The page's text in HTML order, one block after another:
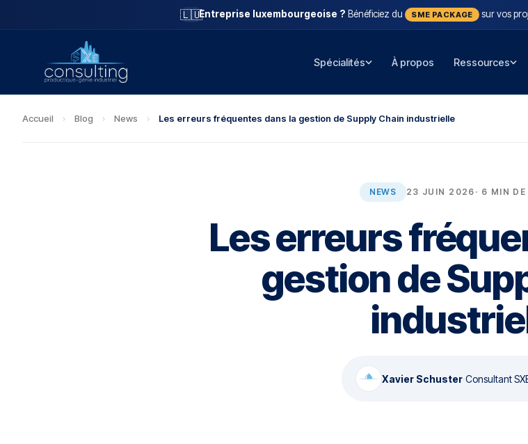
🇱🇺Entreprise luxembourgeoise ? Bénéficiez du SME PACKAGE sur vos
Spécialités À propos Ressources
Accueil › Blog › News › Les erreurs fréquentes dans la gestion de Supply Chain industrielle
NEWS 23 JUIN 2026 · 6 MIN
Les erreurs
gestion de
Xavier Schuster Consultant